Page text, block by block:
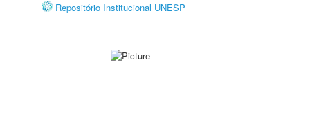
Repositório Institucional UNESP